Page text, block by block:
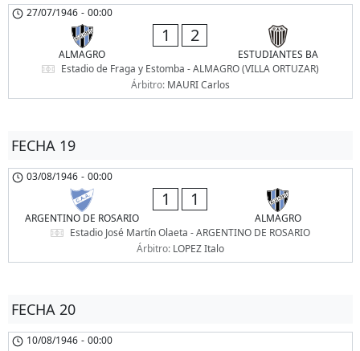
27/07/1946 - 00:00
ALMAGRO
1 2
ESTUDIANTES BA
Estadio de Fraga y Estomba - ALMAGRO (VILLA ORTUZAR)
Árbitro: MAURI Carlos
FECHA 19
03/08/1946 - 00:00
ARGENTINO DE ROSARIO
1 1
ALMAGRO
Estadio José Martín Olaeta - ARGENTINO DE ROSARIO
Árbitro: LOPEZ Italo
FECHA 20
10/08/1946 - 00:00